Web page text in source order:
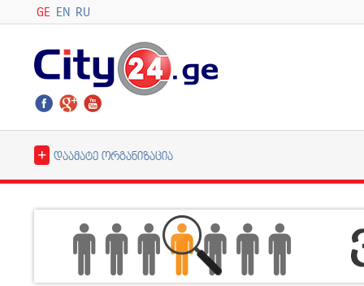
GE EN RU
+ დაამატე ორგანიზაცია